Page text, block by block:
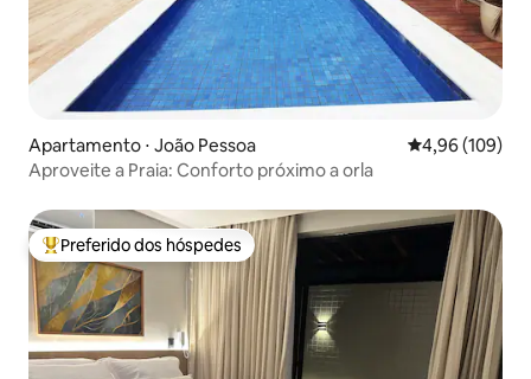
Apartamento ⋅ João Pessoa 4,96 de uma
4,96 (109)
Aproveite a Praia: Conforto próximo a orla
Entre os melhores preferidos dos hóspedes
Preferido dos hóspedes